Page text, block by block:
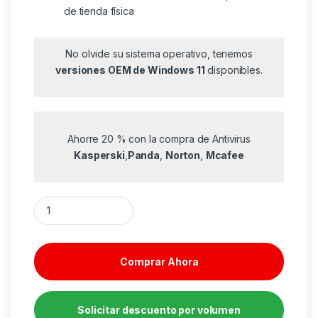
de tienda física
No olvide su sistema operativo, tenemos
versiones OEM de Windows 11 disponibles.
Ahorre 20 % con la compra de Antivirus
Kasperski Panda Norton Mcafee
Tarjeta grafica msi rtx 5080 16g gaming trio oc cantidad
Comprar Ahora
Solicitar descuento por volumen